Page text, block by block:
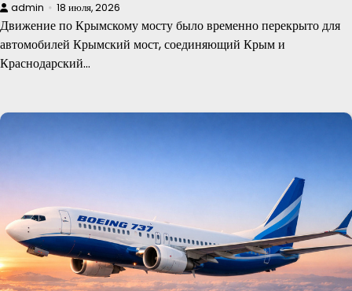
admin 18 июля, 2026
Движение по Крымскому мосту было временно перекрыто для
автомобилей Крымский мост, соединяющий Крым и
Краснодарский…